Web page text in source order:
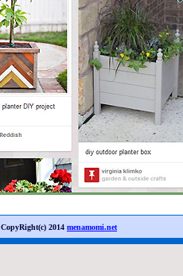
CopyRight(c) 2014 menamomi.net